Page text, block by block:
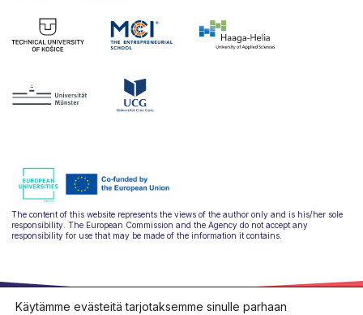
The content of this website represents the views of the author only and is his/her sole
responsibility. The European Commission and the Agency do not accept any
responsibility for use that may be made of the information it contains.
Käytämme evästeitä tarjotaksemme sinulle parhaan